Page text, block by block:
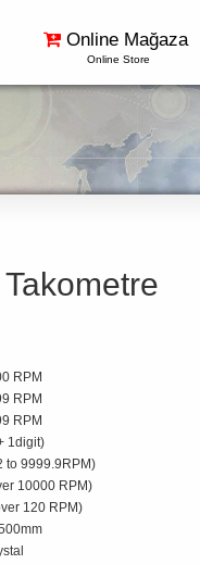
Online Mağaza
Online Store
RPM
RPM
RPM
1digit)
to 9999.9RPM)
10000 RPM)
120 RPM)